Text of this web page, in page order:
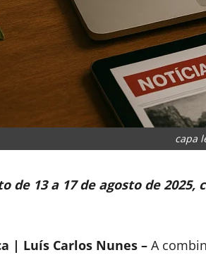
capa
de 13 a 17 de agosto de
| Luís Carlos Nunes – A